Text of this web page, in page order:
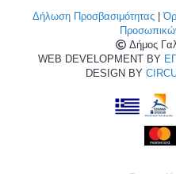
Δήλωση Προσβασιμότητας |
Δήμος
WEB DEVELOPMENT BY
DESIGN BY